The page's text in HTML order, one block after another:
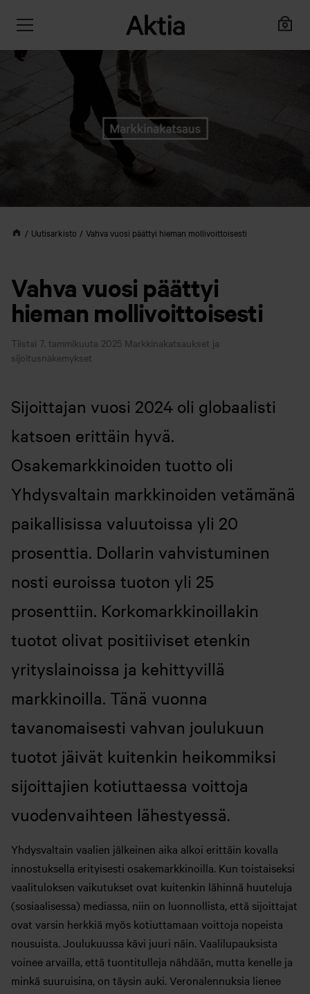
Uutisarkisto Vahva vuosi päättyi hieman mollivoittoisesti
Vahva vuosi päättyi
hieman mollivoittoisesti
Tiistai 7. tammikuuta 2025 Markkinakatsaukset ja
sijoitusnäkemykset
Sijoittajan vuosi 2024 oli globaalisti
katsoen erittäin hyvä.
Osakemarkkinoiden tuotto oli
Yhdysvaltain markkinoiden vetämänä
paikallisissa valuutoissa yli 20
prosenttia. Dollarin vahvistuminen
nosti euroissa tuoton yli 25
prosenttiin. Korkomarkkinoillakin
tuotot olivat positiiviset etenkin
yrityslainoissa ja kehittyvillä
markkinoilla. Tänä vuonna
tavanomaisesti vahvan joulukuun
tuotot jäivät kuitenkin heikommiksi
sijoittajien kotiuttaessa voittoja
vuodenvaihteen lähestyessä.
Yhdysvaltain vaalien jälkeinen aika alkoi erittäin kovalla
innostuksella erityisesti osakemarkkinoilla. Kun toistaiseksi
vaalituloksen vaikutukset ovat kuitenkin lähinnä huuteluja
(sosiaalisessa) mediassa, niin on luonnollista, että sijoittajat
ovat varsin herkkiä myös kotiuttamaan voittoja nopeista
nousuista. Joulukuussa kävi juuri näin. Vaalilupauksista
voinee arvailla, että tuontitulleja nähdään, mutta kenelle ja
minkä suuruisina, on täysin auki. Veronalennuksia lienee